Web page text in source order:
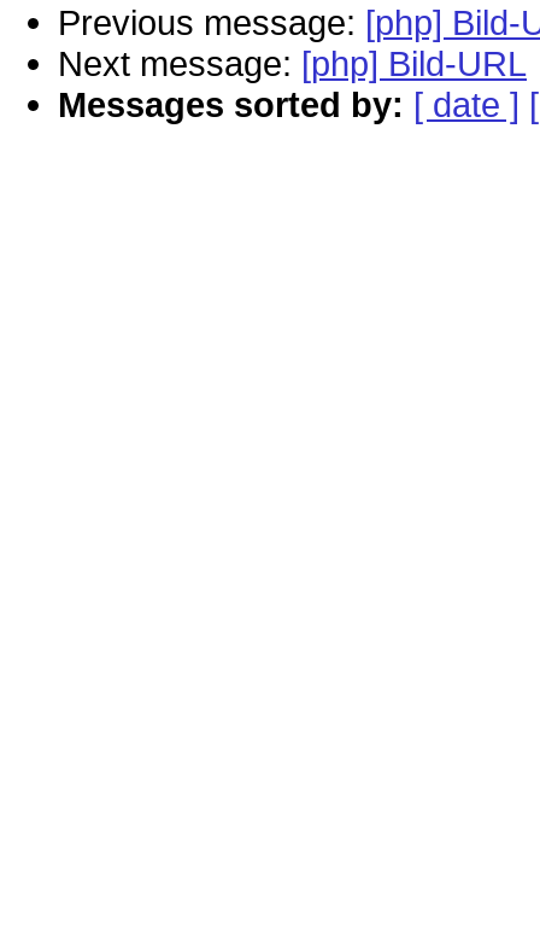
Previous message: [php] Bild-
Next message: [php] Bild-URL
Messages sorted by: [ date ]